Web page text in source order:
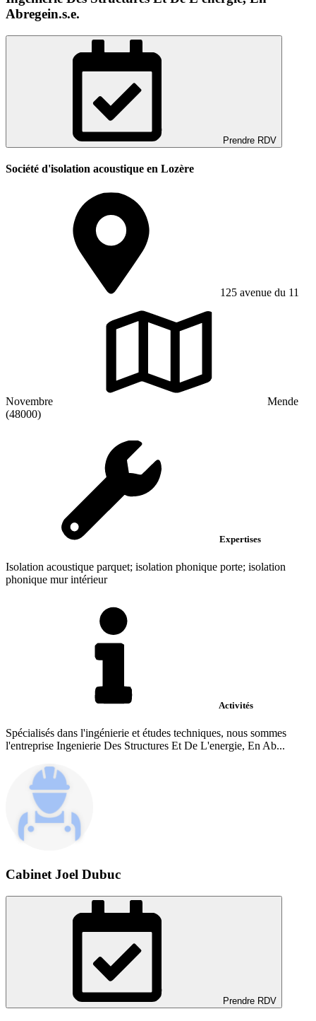
Abregein.s.e.
Prendre RDV
Société d'isolation acoustique en Lozère
125 avenue du 11
Novembre
Mende
(48000)
Expertises
Isolation acoustique parquet; isolation phonique porte; isolation
phonique mur intérieur
Activités
Spécialisés dans l'ingénierie et études techniques, nous sommes
l'entreprise Ingenierie Des Structures Et De L'energie, En Ab...
Cabinet Joel Dubuc
Prendre RDV